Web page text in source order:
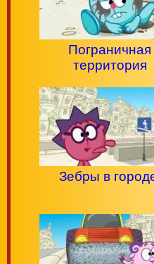
Пограничная
территория
Зебры в